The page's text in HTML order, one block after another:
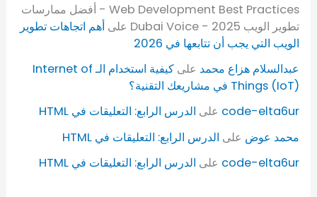
Web Development Best Practices - أفضل ممارسات
تطوير الويب 2025 - Dubai Voice
علىأهم اتجاهات تطوير
الويب التي يجب أن تتابعها في 2026
عبدالسلام هزاع محمد على
كيفية استخدام الـ Internet of
Things (IoT) في مشاريعك التقنية؟
code-elta6ur على الدرس الرابع: التعليقات في HTML
محمد عوض على الدرس الرابع: التعليقات في HTML
code-elta6ur على الدرس الرابع: التعليقات في HTML